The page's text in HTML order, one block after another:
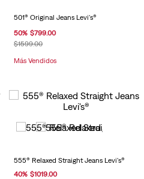
501® Original Jeans Levi's®
50% $799.00
$1599.00
Más Vendidos
555® Relaxed Straight Jeans Levi's®
40% $1019.00